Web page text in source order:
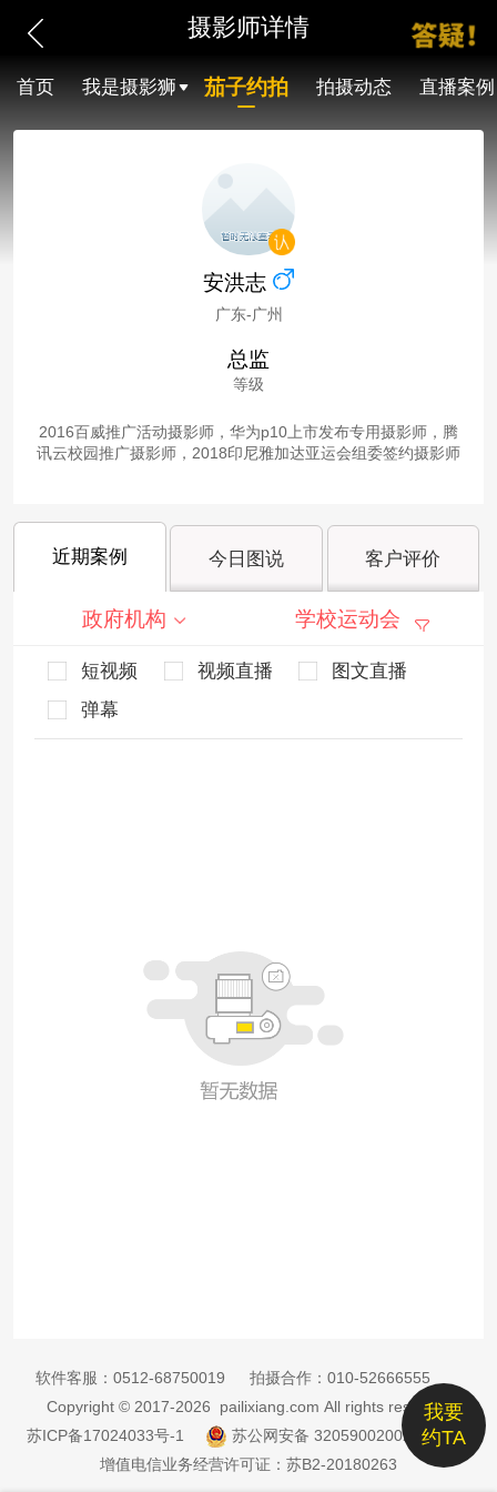
摄影师详情
首页 我是摄影狮 茄子约拍 拍摄动态 直播案例
安洪志
广东-广州
总监
等级
2016百威推广活动摄影师，华为p10上市发布专用摄影师，腾
讯云校园推广摄影师，2018印尼雅加达亚运会组委签约摄影师
近期案例 今日图说 客户评价
政府机构 学校运动会
短视频 视频直播
图文直播
弹幕
我要
约TA
软件客服： 0512-68750019 拍摄合作： 010-52666555
Copyright © 2017-2026 pailixiang.com All rights reserved
苏ICP备17024033号-1
苏公网安备 32059002002885号
增值电信业务经营许可证：苏B2-20180263